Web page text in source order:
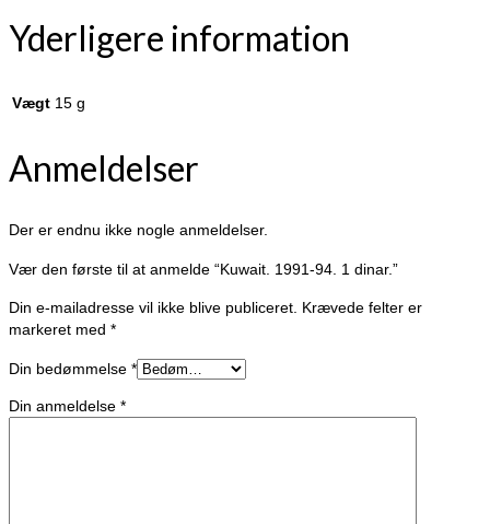
Yderligere information
Vægt 15 g
Anmeldelser
Der er endnu ikke nogle anmeldelser.
Vær den første til at anmelde “Kuwait. 1991-94. 1 dinar.”
Din e-mailadresse vil ikke blive publiceret. Krævede felter er
markeret med *
Din bedømmelse *
Din anmeldelse *